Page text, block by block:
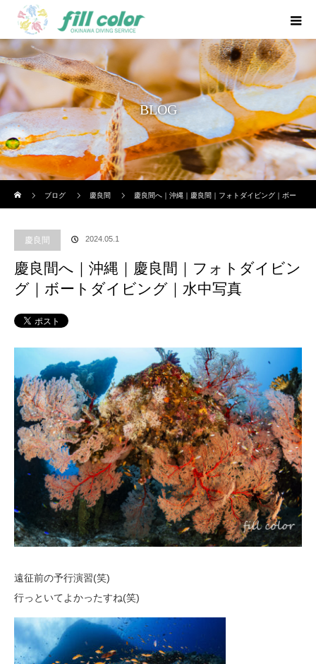
BLOG
ブログ
慶良間 慶良間へ｜沖縄｜慶良間｜フォトダイビング｜ボー
慶良間 2024.05.1
慶良間へ｜沖縄｜慶良間｜フォトダイビン
グ｜ボートダイビング｜水中写真
遠征前の予行演習(笑)
行っといてよかったすね(笑)